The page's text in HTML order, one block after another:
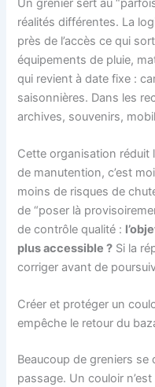
Un grenier sert au
réalités différentes. La
près de l’accès ce qui
équipements de pluie,
qui revient à date fixe :
saisonnières. Dans les
archives, souvenirs,
Cette organisation réduit
de manutention, c’est
moins de risques de
de “poser là
de contrôle qualité :
plus accessible ? Si la
corriger avant de
Créer et protéger un
empêche le retour du
Beaucoup de greniers se
passage. Un couloir